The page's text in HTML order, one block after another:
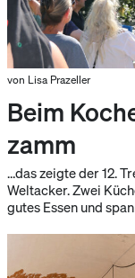
von Lisa Prazeller
Beim
zamm
…das zeigte der 12.
Weltacker. Zwei
gutes Essen und